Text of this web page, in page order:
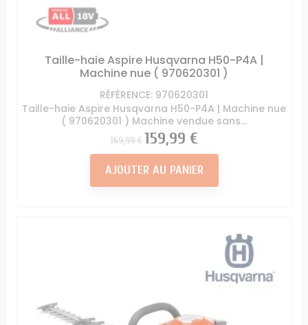
Taille-haie Aspire Husqvarna H50-P4A |
Machine nue ( 970620301 )
RÉFÉRENCE: 970620301
Taille-haie Aspire Husqvarna H50-P4A | Machine nue
( 970620301 ) Machine vendue sans...
Prix
169,99 €Prix
159,99 €
AJOUTER AU PANIER